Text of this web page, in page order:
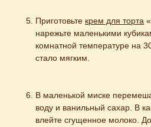
Приготовьте крем для торта
нарежьте маленькими
комнатной температуре на
стало мягким.
В маленькой миске
воду и ванильный сахар. В
влейте сгущенное молоко.